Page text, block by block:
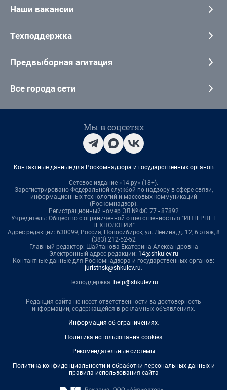
Наши вакансии
Техподдержка
Предвыборная агитация
Все города сети
Мы в соцсетях
Контактные данные для Роскомнадзора и государственных органов
Сетевое издание «14.ру» (18+).
Зарегистрировано Федеральной службой по надзору в сфере связи,
информационных технологий и массовых коммуникаций
(Роскомнадзор).
Регистрационный номер ЭЛ № ФС 77 - 87892
Учредитель: Общество с ограниченной ответственностью "ИНТЕРНЕТ
ТЕХНОЛОГИИ"
Адрес редакции: 630099, Россия, Новосибирск, ул. Ленина, д. 12, 6 этаж, 8
(383) 212-52-52
Главный редактор: Шайтанова Екатерина Александровна
Электронный адрес редакции: 14@shkulev.ru
Контактные данные для Роскомнадзора и государственных органов:
juristnsk@shkulev.ru.
Техподдержка: help@shkulev.ru
Редакция сайта не несет ответственности за достоверность
информации, содержащейся в рекламных объявлениях.
Информация об ограничениях.
Политика использования cookies
Рекомендательные системы
Политика конфиденциальности и обработки персональных данных и
правила использования сайта